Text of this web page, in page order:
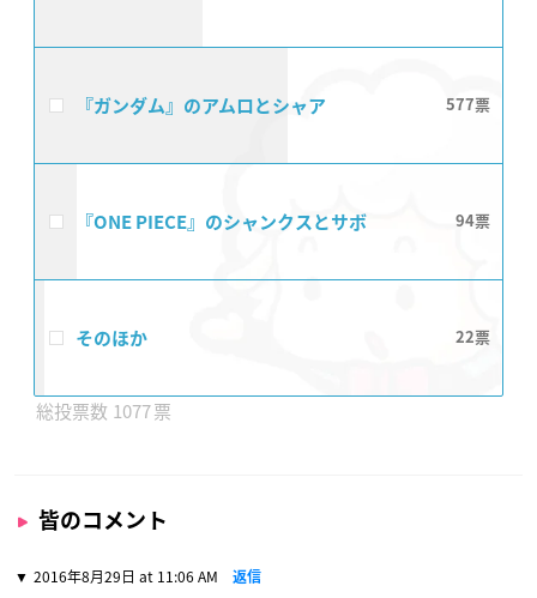
『ガンダム』のアムロとシャア 577
『ONE PIECE』のシャンクスとサボ 94
そのほか 22
1077
皆のコメント
2016年8月29日 at 11:06 AM 返信